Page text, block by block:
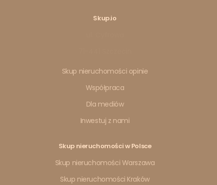
Skup.io
Skup nieruchomości opinie
Współpraca
Dla mediów
Inwestuj z nami
Skup nieruchomości w Polsce
Skup nieruchomości Warszawa
Skup nieruchomości Kraków